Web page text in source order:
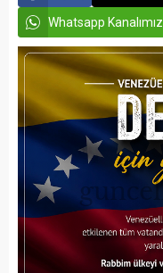
Whatsapp Kanalımız